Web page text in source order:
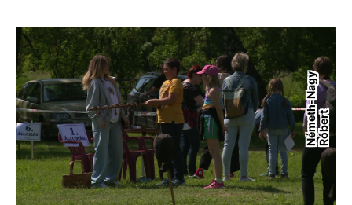
N
é
m
et
h
-
N
a
g
y
R
ó
b
e
rt